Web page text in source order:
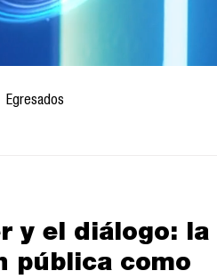
Egresados
mes Cursos
y el diálogo: la
pública como